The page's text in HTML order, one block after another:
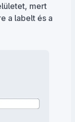
mert
a labelt és a